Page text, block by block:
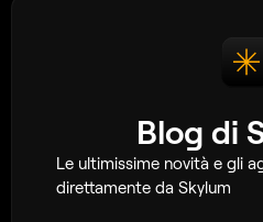
Blog di
Le ultimissime novità e gli
direttamente da Skylum